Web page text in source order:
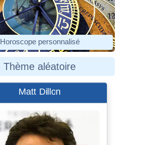
Horoscope personnalisé
Thème aléatoire
Matt Dillon